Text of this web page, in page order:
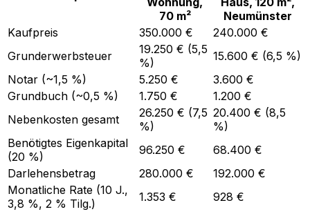
70 m²
Neumünster
Kaufpreis
350.000 €
240.000 €
Grunderwerbsteuer
19.250 € (5,5
%)
15.600 € (6,5 %)
Notar (~1,5 %)
5.250 €
3.600 €
Grundbuch (~0,5 %)
1.750 €
1.200 €
Nebenkosten gesamt
26.250 € (7,5
%)
20.400 € (8,5
%)
Benötigtes Eigenkapital
(20 %)
96.250 €
68.400 €
Darlehensbetrag
280.000 €
192.000 €
Monatliche Rate (10 J.,
3,8 %, 2 % Tilg.)
1.353 € 928 €